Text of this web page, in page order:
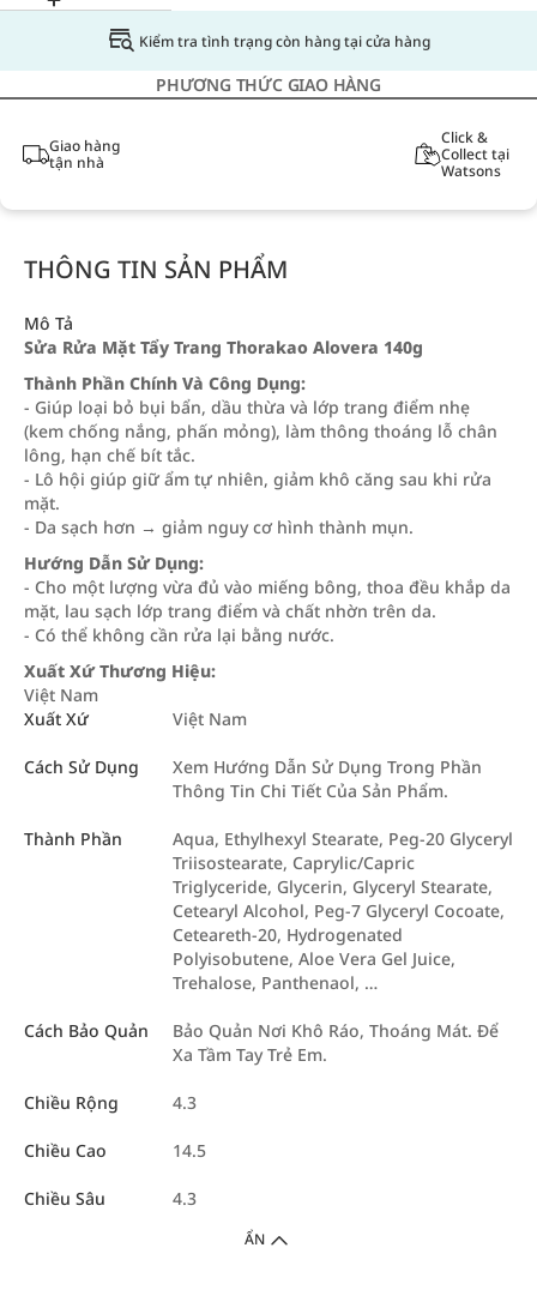
Kiểm tra tình trạng còn hàng tại cửa hàng
PHƯƠNG THỨC GIAO HÀNG
Giao hàng
tận nhà
Click &
Collect tại
Watsons
THÔNG TIN SẢN PHẨM
Mô Tả
Sửa Rửa Mặt Tẩy Trang Thorakao Alovera 140g
Thành Phần Chính Và Công Dụng:
- Giúp loại bỏ bụi bẩn, dầu thừa và lớp trang điểm nhẹ
(kem chống nắng, phấn mỏng), làm thông thoáng lỗ chân
lông, hạn chế bít tắc.
- Lô hội giúp giữ ẩm tự nhiên, giảm khô căng sau khi rửa
mặt.
- Da sạch hơn → giảm nguy cơ hình thành mụn.
Hướng Dẫn Sử Dụng:
- Cho một lượng vừa đủ vào miếng bông, thoa đều khắp da
mặt, lau sạch lớp trang điểm và chất nhờn trên da.
- Có thể không cần rửa lại bằng nước.
Xuất Xứ Thương Hiệu:
Việt Nam
Xuất Xứ
Việt Nam
Cách Sử Dụng
Xem Hướng Dẫn Sử Dụng Trong Phần
Thông Tin Chi Tiết Của Sản Phẩm.
Thành Phần
Aqua, Ethylhexyl Stearate, Peg-20 Glyceryl
Triisostearate, Caprylic/Capric
Triglyceride, Glycerin, Glyceryl Stearate,
Cetearyl Alcohol, Peg-7 Glyceryl Cocoate,
Ceteareth-20, Hydrogenated
Polyisobutene, Aloe Vera Gel Juice,
Trehalose, Panthenaol, …
Cách Bảo Quản
Bảo Quản Nơi Khô Ráo, Thoáng Mát. Để
Xa Tầm Tay Trẻ Em.
Chiều Rộng 4.3
Chiều Cao 14.5
Chiều Sâu 4.3
ẨN